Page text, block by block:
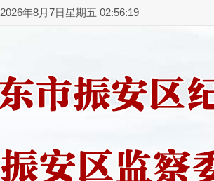
年8月7日星期五 02:56:20